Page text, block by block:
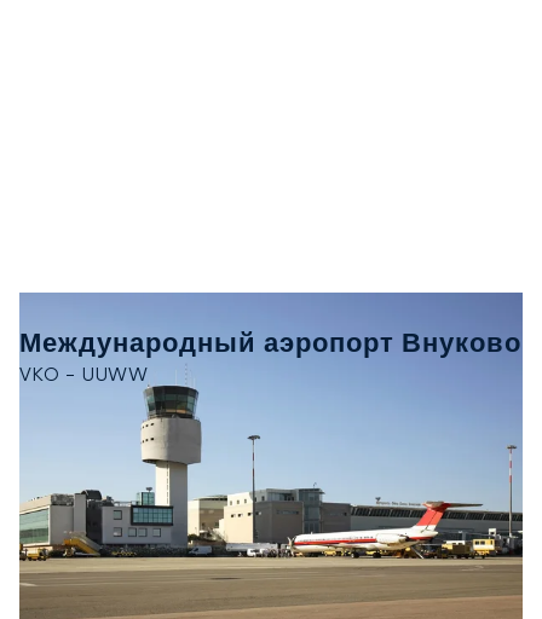
Международный аэропорт Внуково
VKO - UUWW